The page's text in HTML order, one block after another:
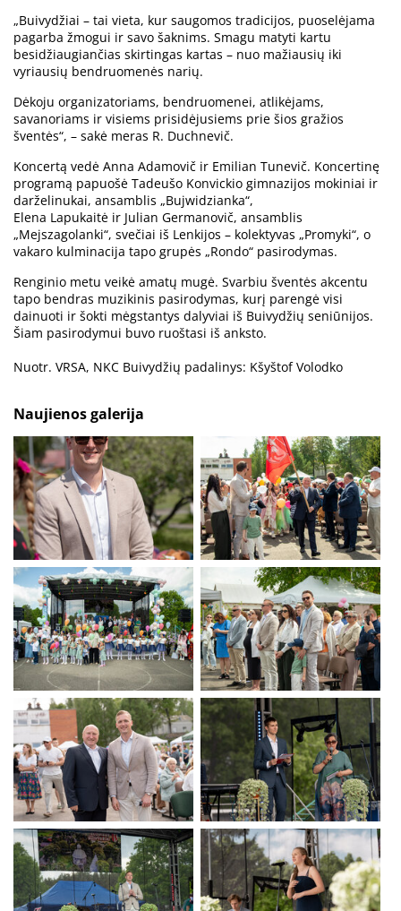
„Buivydžiai – tai vieta, kur saugomos tradicijos, puoselėjama
pagarba žmogui ir savo šaknims. Smagu matyti kartu
besidžiaugiančias skirtingas kartas – nuo mažiausių iki
vyriausių bendruomenės narių.
Dėkoju organizatoriams, bendruomenei, atlikėjams,
savanoriams ir visiems prisidėjusiems prie šios gražios
šventės“, – sakė meras R. Duchnevič.
Koncertą vedė Anna Adamovič ir Emilian Tunevič. Koncertinę
programą papuošė Tadeušo Konvickio gimnazijos mokiniai ir
darželinukai, ansamblis „Bujwidzianka“,
Elena Lapukaitė ir Julian Germanovič, ansamblis
„Mejszagolanki“, svečiai iš Lenkijos – kolektyvas „Promyki“, o
vakaro kulminacija tapo grupės „Rondo“ pasirodymas.
Renginio metu veikė amatų mugė. Svarbiu šventės akcentu
tapo bendras muzikinis pasirodymas, kurį parengė visi
dainuoti ir šokti mėgstantys dalyviai iš Buivydžių seniūnijos.
Šiam pasirodymui buvo ruoštasi iš anksto.
Nuotr. VRSA, NKC Buivydžių padalinys: Kšyštof Volodko
Naujienos galerija